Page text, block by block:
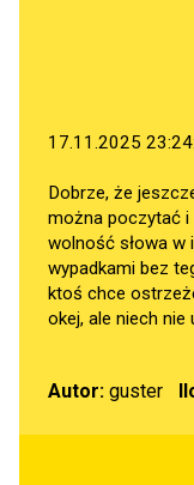
17.11.2025
Dobrze, że
można poczytać
wolność słowa w
wypadkami bez
ktoś chce
okej, ale niech
Autor: guster